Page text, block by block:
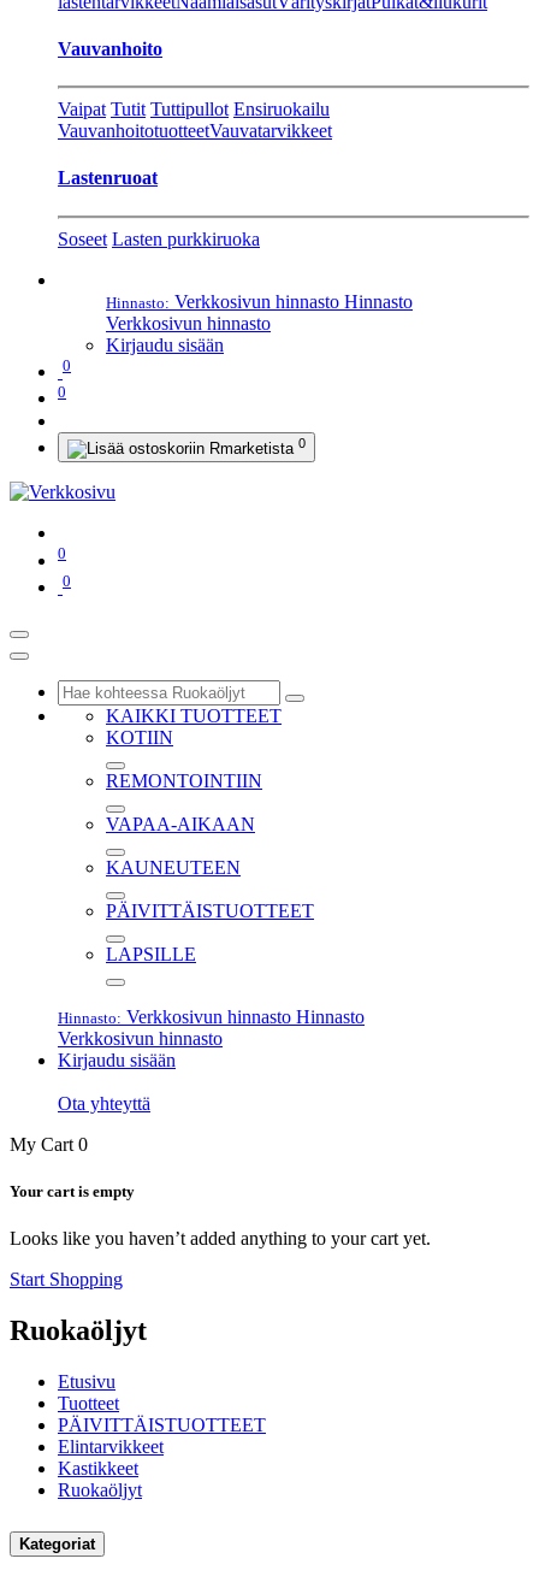
Vauvanhoito
Vaipat Tutit Tuttipullot Ensiruokailu
VauvanhoitotuotteetVauvatarvikkeet
Lastenruoat
Soseet Lasten purkkiruoka
Hinnasto: Verkkosivun hinnasto Hinnasto
Verkkosivun hinnasto
Kirjaudu sisään
0
0
0
0
0
KAIKKI TUOTTEET
KOTIIN
REMONTOINTIIN
VAPAA-AIKAAN
KAUNEUTEEN
PÄIVITTÄISTUOTTEET
LAPSILLE
Hinnasto: Verkkosivun hinnasto Hinnasto
Verkkosivun hinnasto
Kirjaudu sisään
Ota yhteyttä
My Cart 0
Your cart is empty
Looks like you haven’t added anything to your cart yet.
Start Shopping
Ruokaöljyt
Etusivu
Tuotteet
PÄIVITTÄISTUOTTEET
Elintarvikkeet
Kastikkeet
Ruokaöljyt
Kategoriat